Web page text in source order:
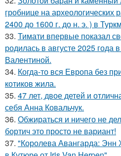
гробнице на археологических
2400 до 1600 г. до н. э. ) в
33. Тимати впервые показал
родилась в августе 2025 года
Валентиной.
34. Когда-то вся Европа без
котиков жила.
35. 47 лет, двое детей и
себя Анна Ковальчук.
36. Обжираться и ничего не
бортич это просто не вариант!
37. "Королева Авангарда: Энн